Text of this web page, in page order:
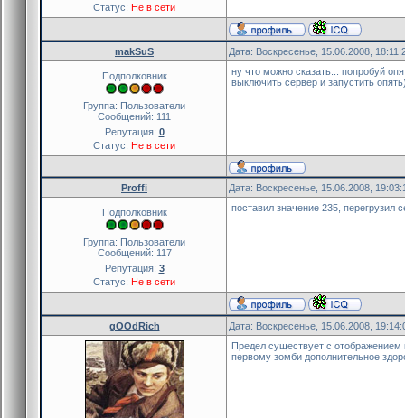
Статус: Не в сети
makSuS Дата: Воскресенье, 15.06.2008,
Подполковник
Группа: Пользователи
Сообщений: 111
Репутация: 0
Статус: Не в сети
ну что можно сказать... попробуй
выключить сервер и запустить
Proffi Дата: Воскресенье, 15.06.2008,
Подполковник
Группа: Пользователи
Сообщений: 117
Репутация: 3
Статус: Не в сети
поставил значение 235, перегрузил
gOOdRich Дата: Воскресенье, 15.06.2008,
Предел существует с отображением
первому зомби дополнительное